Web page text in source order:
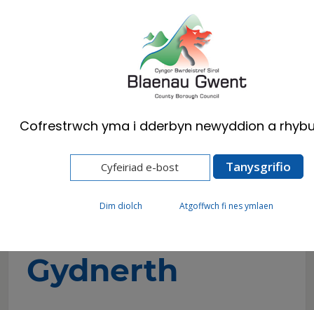
English
Gwent Gydnerth
Gydnerth
Cofrestrwch yma i dderbyn newyddion a
Dim diolch Atgoffwch fi nes ymlaen